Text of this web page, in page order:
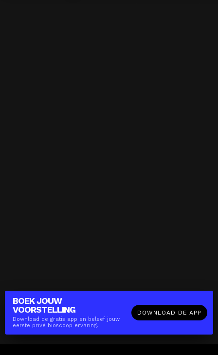
BOEK JOUW
VOORSTELLING
Download de gratis app en beleef jouw
eerste privé bioscoop ervaring.
DOWNLOAD DE APP